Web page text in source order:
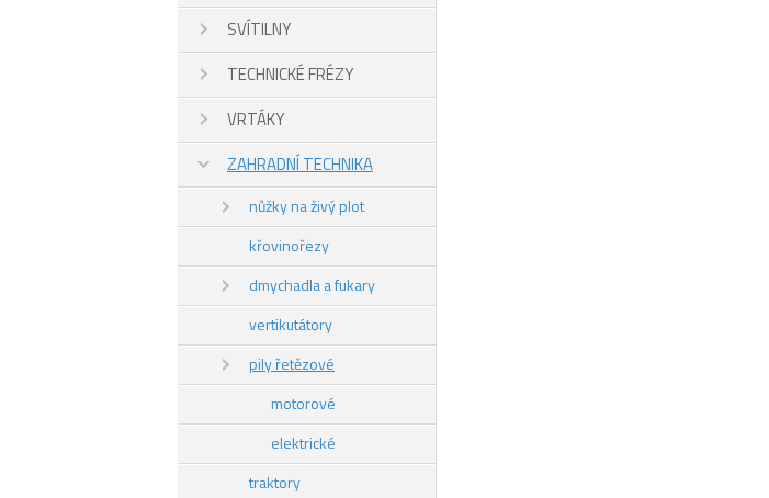
SVÍTILNY
TECHNICKÉ FRÉZY
VRTÁKY
ZAHRADNÍ TECHNIKA
nůžky na živý plot
křovinořezy
dmychadla a fukary
vertikutátory
pily řetězové
motorové
elektrické
traktory